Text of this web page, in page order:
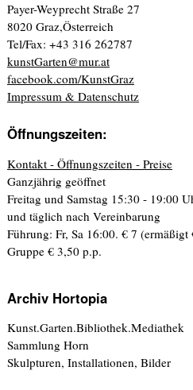
Payer-Weyprecht Straße 27
8020 Graz,Österreich
Tel/Fax: +43 316 262787
kunstGarten@mur.at
facebook.com/KunstGraz
Impressum & Datenschutz
Öffnungszeiten:
Kontakt - Öffnungszeiten - Preise
Ganzjährig geöffnet
Freitag und Samstag 15:30 - 19:00
und täglich nach Vereinbarung
Führung: Fr, Sa 16:00. € 7 (ermäßigt
Gruppe € 3,50 p.p.
Archiv Hortopia
Kunst.Garten.Bibliothek.Mediathek
Sammlung Horn
Skulpturen, Installationen, Bilder